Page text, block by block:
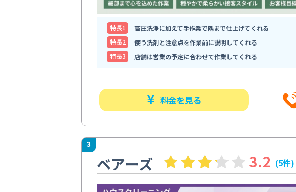
特⻑1
高圧洗浄に加えて手作業で隅まで仕上げてくれる
特⻑2
使う洗剤と注意点を作業前に説明してくれる
特⻑3
店舗は営業の予定に合わせて作業してくれる
料金を見る
3
ベアーズ 3.2 (5件)